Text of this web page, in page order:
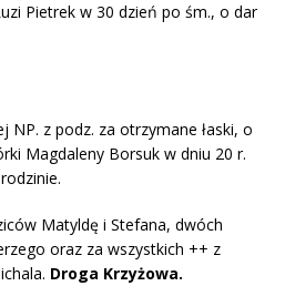
Pietrek w 30 dzień po śm., o dar
NP. z podz. za otrzymane łaski, o
Magdaleny Borsuk w dniu 20 r.
Matyldę i Stefana, dwóch
oraz za wszystkich ++ z
Droga Krzyżowa.